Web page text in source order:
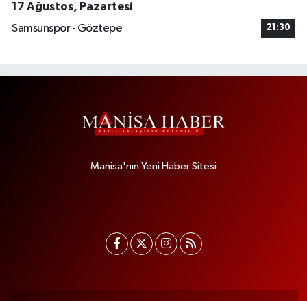
17 Ağustos, Pazartesi
Samsunspor - Göztepe
21:30
Manisa'nın Yeni Haber Sitesi